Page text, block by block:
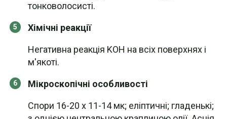
тонковолосисті.
Хімічні реакції
Негативна реакція KOH на всіх поверхнях і
м'якоті.
Мікроскопічні особливості
Спори 16-20 х 11-14 мк; еліптичні; гладенькі;